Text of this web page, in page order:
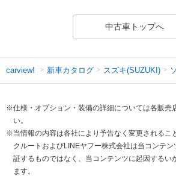
中古車トップへ
carview! 新車カタログ スズキ(SUZUKI)
※仕様・オプション・装備の詳細については各販売
い。
※当情報の内容は各社により予告なく変更されるこ
クルートおよびLINEヤフー株式会社は当コンテ
証するものではなく、当コンテンツに起因するい
ます。